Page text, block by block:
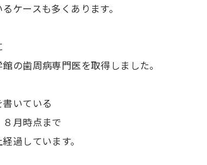
ケースも多くあります。
の歯周病専門医を取得しました。
いている
月時点まで
過しています。